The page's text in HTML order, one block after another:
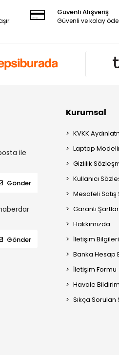
Güvenli Alışveriş
Güvenli ve kolay
ile
Gönder
Gönder
Kurumsal
KVKK
Laptop
Gizlilik
Kullanıcı
Mesafeli
Garanti
Hakkımızda
İletişim Bilgileri
Banka Hesap
İletişim Formu
Havale
Sıkça Sorulan